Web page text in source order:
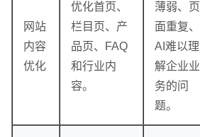
网站
内容
优化
优化首页、
栏目页、产
品页、FAQ
和行业内
容。
薄弱、页
面重复、
AI难以理
解企业业
务的问
题。
GEO生成式引擎优化